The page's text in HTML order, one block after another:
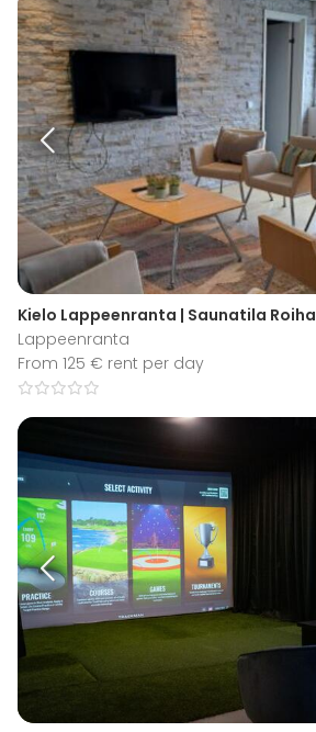
Kielo Lappeenranta | Saunatila Roiha
Lappeenranta
From 125 € rent per day